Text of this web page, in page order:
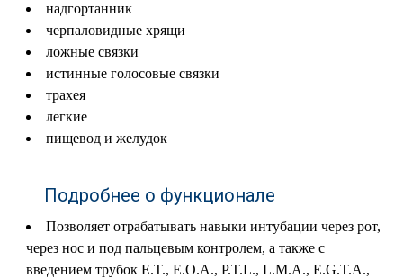
надгортанник
черпаловидные хрящи
ложные связки
истинные голосовые связки
трахея
легкие
пищевод и желудок
Подробнее о функционале
Позволяет отрабатывать навыки интубации через рот,
через нос и под пальцевым контролем, а также с
введением трубок E.T., E.O.A., P.T.L., L.M.A., E.G.T.A.,